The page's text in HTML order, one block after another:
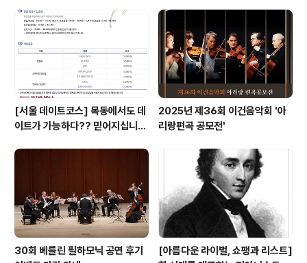
p repair
드 스크린이 있다는 사실!! 알고 계
십니까?
[서울 데이트코스] 목동에서도 데
이트가 가능하다?? 믿어지십니
2025년 제36회 이건음악회 '아
리랑편곡 공모전'
30회 베를린 필하모닉 공연 후기
[아름다운 라이벌, 쇼팽과 리스트]